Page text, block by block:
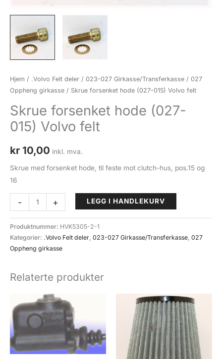
Hjem / .Volvo Felt deler / 023-027 Girkasse/Transferkasse / 027
Oppheng girkasse / Skrue forsenket hode (027-015) Volvo felt
Skrue forsenket hode (027-
015) Volvo felt
kr 10,00 inkl. mva.
Skrue med forsenket hode, til feste mot clutch-hus, pos.15 og
16
-
forsenket
hode
(027-
015)
felt
+ LEGG I HANDLEKURV
Produktnummer: HVK5305-2-1
Kategorier: .Volvo Felt deler, 023-027 Girkasse/Transferkasse, 027
Oppheng girkasse
Relaterte produkter